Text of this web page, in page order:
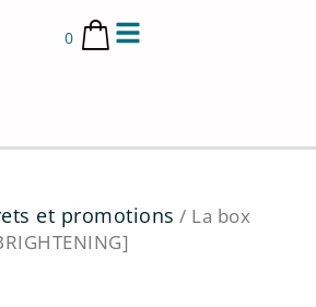
0
et promotions / La box